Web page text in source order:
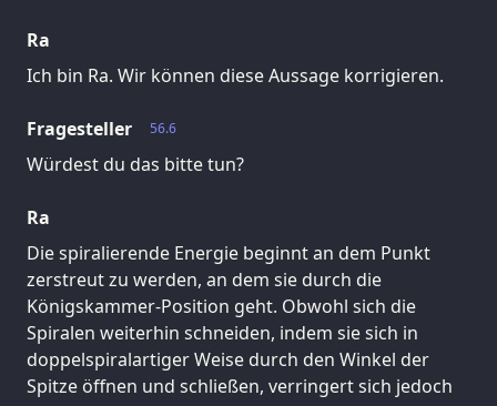
Ra
Ich bin Ra. Wir können diese Aussage korrigieren.
56.6
Fragesteller
Würdest du das bitte tun?
Ra
Die spiralierende Energie beginnt an dem Punkt
zerstreut zu werden, an dem sie durch die
Königskammer-Position geht. Obwohl sich die
Spiralen weiterhin schneiden, indem sie sich in
doppelspiralartiger Weise durch den Winkel der
Spitze öffnen und schließen, verringert sich jedoch